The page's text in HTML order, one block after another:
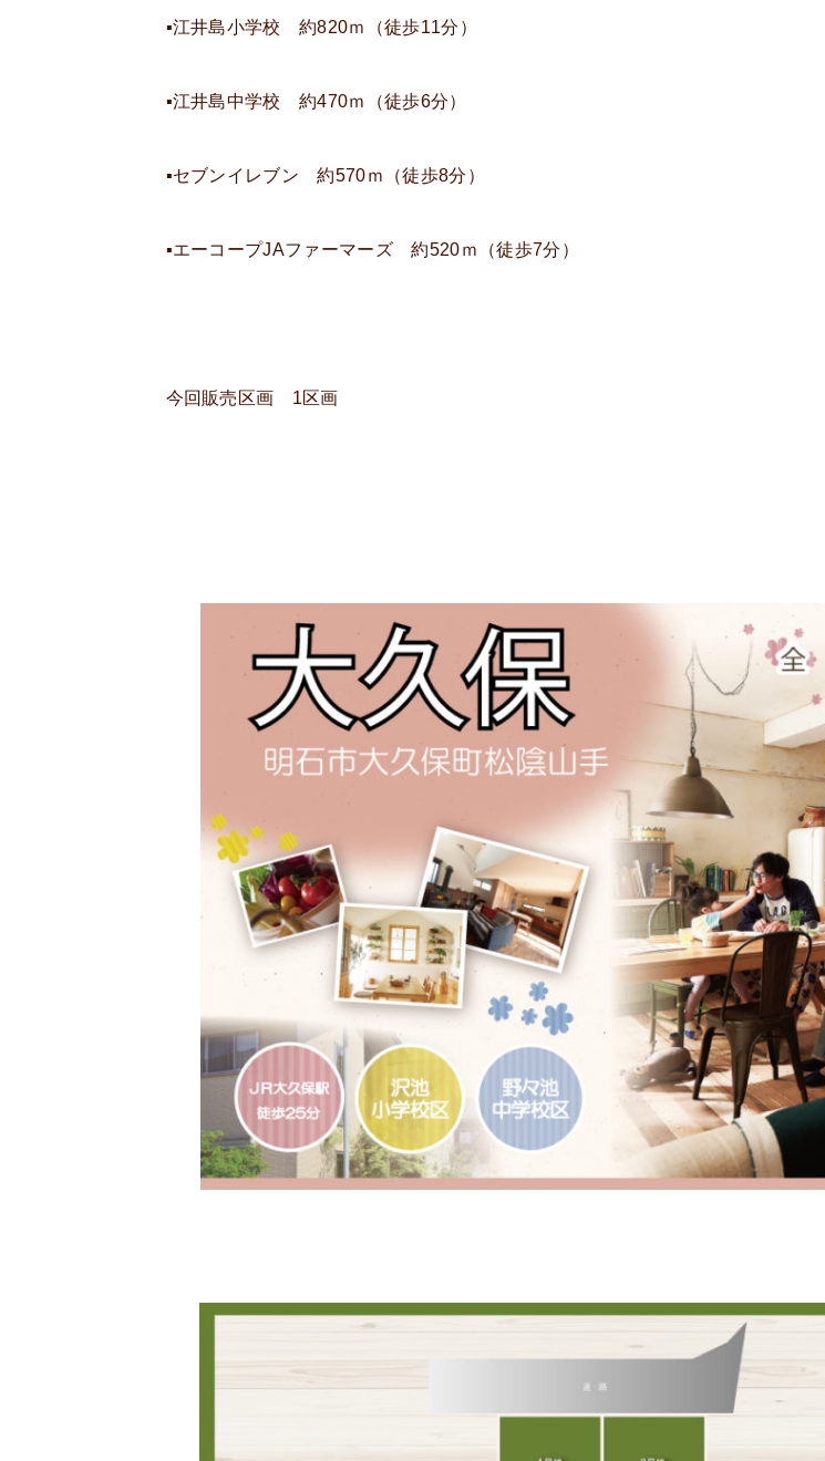
▪江井島小学校 約820ｍ（徒歩11分）
▪江井島中学校 約470ｍ（徒歩6分）
▪セブンイレブン 約570ｍ（徒歩8分）
▪エーコープJAファーマーズ 約520ｍ（徒歩7分）
今回販売区画 1区画